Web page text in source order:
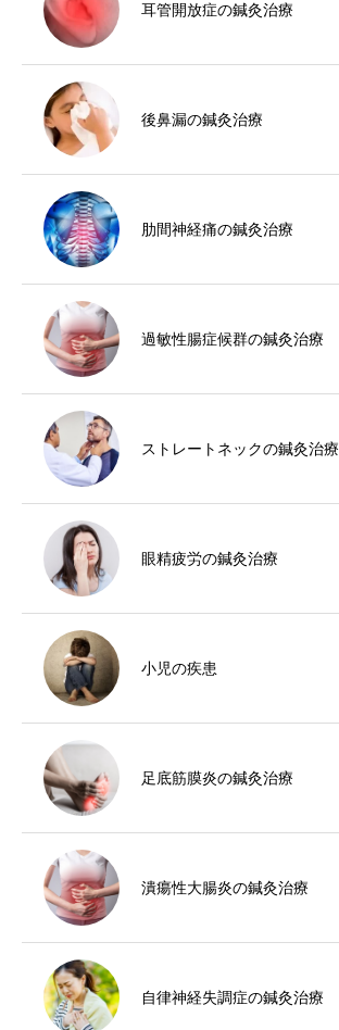
耳管開放症の鍼灸治療
後鼻漏の鍼灸治療
肋間神経痛の鍼灸治療
過敏性腸症候群の鍼灸治療
ストレートネックの鍼灸治療
眼精疲労の鍼灸治療
小児の疾患
足底筋膜炎の鍼灸治療
潰瘍性大腸炎の鍼灸治療
自律神経失調症の鍼灸治療